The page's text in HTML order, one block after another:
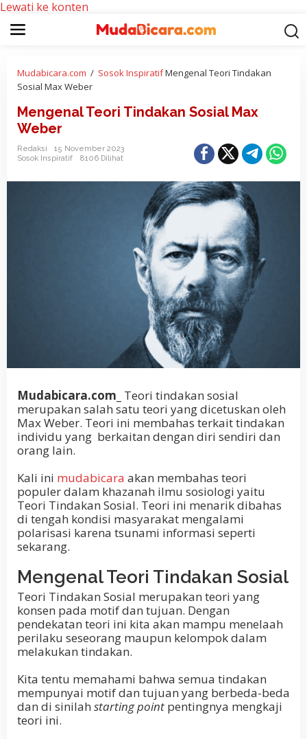
Lewati ke konten
Mudabicara.com / Sosok InspiratifMengenal Teori Tindakan
Sosial Max Weber
Mengenal Teori Tindakan Sosial Max
Weber
Redaksi
15 November 2023
Sosok Inspiratif
8106 Dilihat
Mudabicara.com_ Teori tindakan sosial
merupakan salah satu teori yang dicetuskan oleh
Max Weber. Teori ini membahas terkaittindakan
individu yang berkaitan dengan diri sendiri dan
orang lain.
Kali ini mudabicara akan membahas teori
populer dalam khazanah ilmu sosiologi yaitu
Teori Tindakan Sosial. Teori ini menarik dibahas
di tengah kondisi masyarakat mengalami
polarisasi karena tsunami informasi seperti
sekarang.
Mengenal Teori Tindakan Sosial
Teori Tindakan Sosial merupakan teori yang
konsen pada motif dan tujuan. Dengan
pendekatan teori ini kita akan mampu menelaah
perilaku seseorang maupun kelompok dalam
melakukan tindakan.
Kita tentu memahami bahwa semua tindakan
mempunyai motif dan tujuan yang berbeda-beda
dan di sinilah starting point pentingnya mengkaji
teori ini.